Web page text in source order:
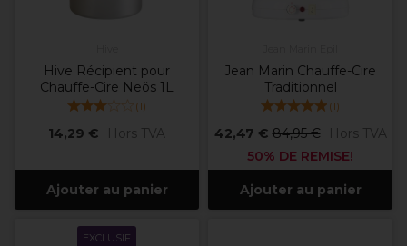
Hive Récipient pour
Chauffe-Cire Neös 1L
(1)
14,29 € Hors TVA
Ajouter au panier
Jean Marin Chauffe-Cire
Traditionnel
(1)
42,47 € 84,95 €
Hors TVA
50% DE REMISE!
Ajouter au panier
EXCLUSIF